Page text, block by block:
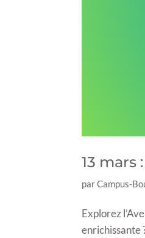
13
parCampus-
Explorez
enrichissante